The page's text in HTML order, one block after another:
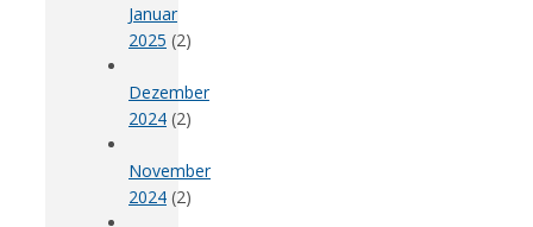
Januar
2025 (2)
Dezember
2024 (2)
November
2024 (2)